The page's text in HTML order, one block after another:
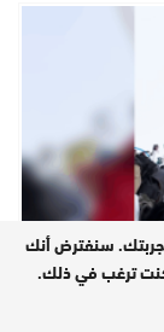
يوسف التازي
سنفترض أنك
كنت ترغب في ذلك.